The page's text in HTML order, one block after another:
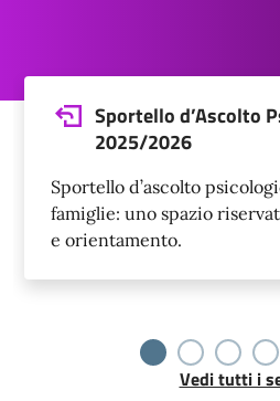
Sportello d’Ascolto
2025/2026
Sportello d’ascolto
famiglie: uno spazio
e orientamento.
Vedi tutti i